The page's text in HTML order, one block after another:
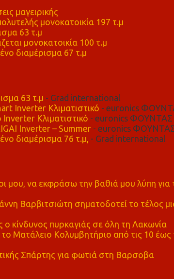
μαγειρικής
μονοκατοικία 197 τ.μ
63 τ.μ
μονοκατοικία 100 τ.μ
διαμέρισμα 67 τ.μ
63 τ.μ - Grad international
Inverter Κλιματιστικό - euronics
Κλιματιστικό - euronics ΦΟΥΝΤΑΣ
Inverter – Summer- euronics
διαμέρισμα 76 τ.μ, - Grad international
μου, να εκφράσω την βαθιά μου λύπη
Βαρβιτσιώτη σηματοδοτεί το τέλος
κίνδυνος πυρκαγιάς σε όλη τη Λακωνία
Ματάλειο Κολυμβητήριο από τις 10 έως
Σπάρτης για φωτιά στη Βαρσοβα